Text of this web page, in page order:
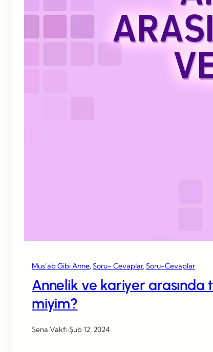
Mus’ab Gibi Anne, Soru- Cevaplar, Soru-Cevaplar
Annelik ve kariyer
miyim?
Sena Vakfı·Şub 12, 2024